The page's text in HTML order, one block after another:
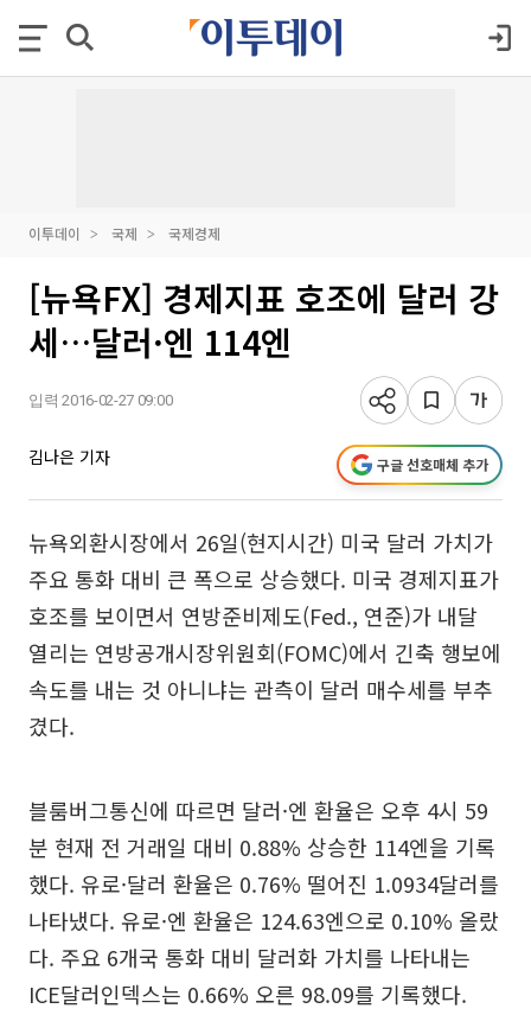
이투데이 국제 국제경제
[뉴욕FX] 경제지표 호조에 달러 강
세…달러·엔 114엔
입력 2016-02-27 09:00
김나은 기자 구글 선호매체 추가
뉴욕외환시장에서 26일(현지시간) 미국 달러 가치가
주요 통화 대비 큰 폭으로 상승했다. 미국 경제지표가
호조를 보이면서 연방준비제도(Fed., 연준)가 내달
열리는 연방공개시장위원회(FOMC)에서 긴축 행보에
속도를 내는 것 아니냐는 관측이 달러 매수세를 부추
겼다.
블룸버그통신에 따르면 달러·엔 환율은 오후 4시 59
분 현재 전 거래일 대비 0.88% 상승한 114엔을 기록
했다. 유로·달러 환율은 0.76% 떨어진 1.0934달러를
나타냈다. 유로·엔 환율은 124.63엔으로 0.10% 올랐
다. 주요 6개국 통화 대비 달러화 가치를 나타내는
ICE달러인덱스는 0.66% 오른 98.09를 기록했다.